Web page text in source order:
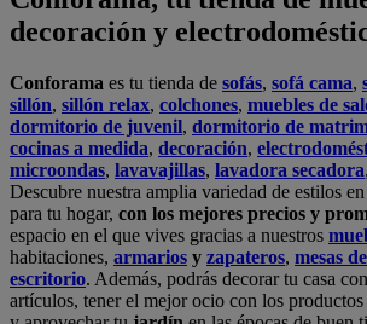
decoración y
Conforama es tu tienda de sofás, sofá cama,
sillón, sillón relax, colchones, muebles de
dormitorio de juvenil, dormitorio de
cocinas a medida, decoración,
microondas, lavavajillas, lavadora secadora
Descubre nuestra amplia variedad de estilos
para tu hogar, con los mejores precios y
espacio en el que vives gracias a nuestros
habitaciones, armarios y zapateros, mesas
escritorio. Además, podrás decorar tu casa
artículos, tener el mejor ocio con los productos